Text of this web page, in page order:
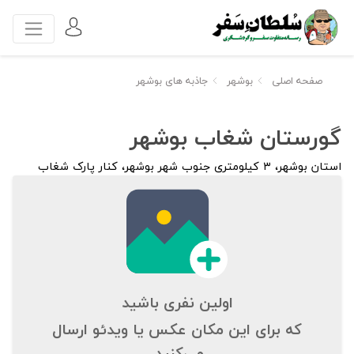
صفحه اصلی بوشهر جاذبه های بوشهر
گورستان شغاب بوشهر
استان بوشهر، ۳ کیلومتری جنوب شهر بوشهر، کنار پارک شغاب
اولین نفری باشید
که برای این مکان عکس یا ویدئو ارسال